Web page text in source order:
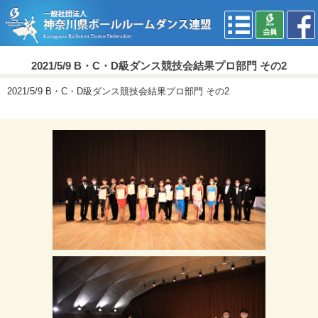
2021/5/9 B・C・D級ダンス競技会結果プロ部門 その2
2021/5/9 B・C・D級ダンス競技会結果プロ部門 その2